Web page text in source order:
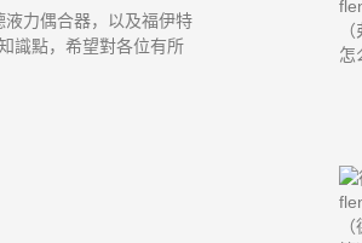
力偶合器，以及福伊特
識點，希望對各位有所